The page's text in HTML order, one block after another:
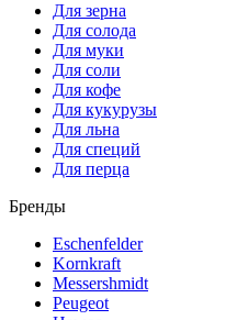
Для зерна
Для солода
Для муки
Для соли
Для кофе
Для кукурузы
Для льна
Для специй
Для перца
Бренды
Eschenfelder
Kornkraft
Messershmidt
Peugeot